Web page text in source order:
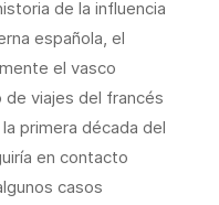
de la influencia
española, el
el vasco
de viajes del francés
primera década del
en contacto
casos